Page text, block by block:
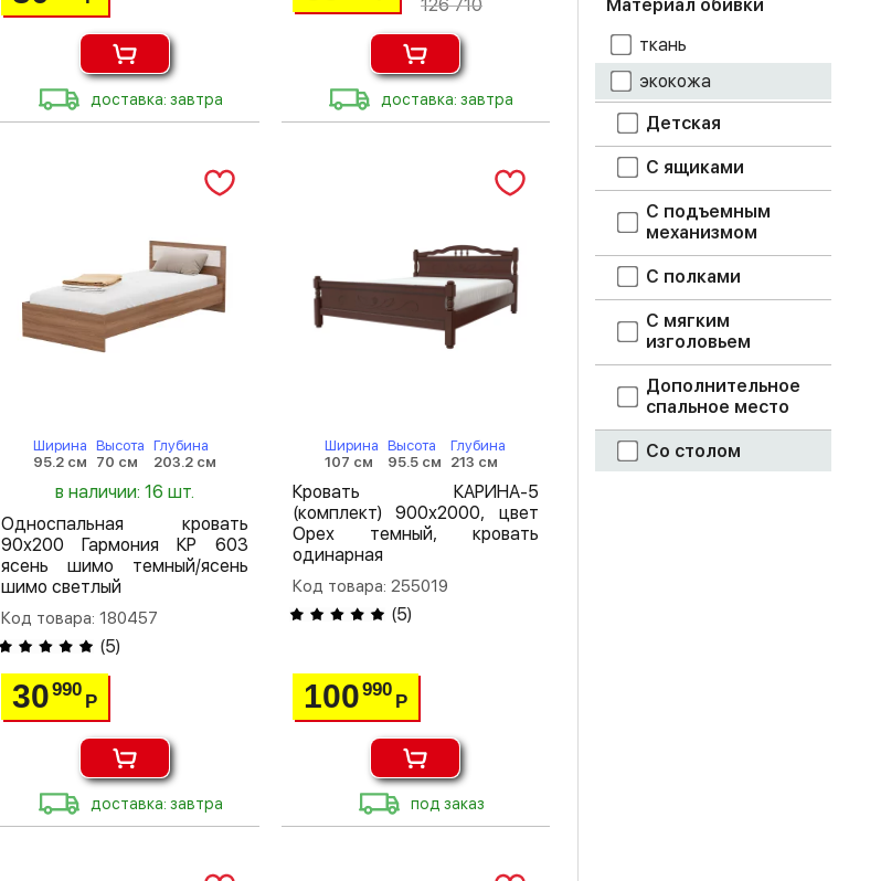
доставка: завтра
126 710
доставка: завтра
Ширина
95.2 см
Высота
70 см
Глубина
203.2 см
в наличии: 16 шт.
Односпальная кровать
90х200 Гармония КР 603
ясень шимо темный/ясень
шимо светлый
Код товара: 180457
(5)
30990
Р
доставка: завтра
Ширина
107 см
Высота
95.5 см
Глубина
213 см
Кровать КАРИНА-5
(комплект) 900х2000, цвет
Орех темный, кровать
одинарная
Код товара: 255019
(5)
100990
Р
под заказ
светло-голубой
светло-серый
серый
смоки айс
супермат белый
фотопечать
ясень светлый
Материал обивки
ткань
экокожа
Детская
С ящиками
С подъемным
механизмом
С полками
С мягким
изголовьем
Дополнительное
спальное место
Со столом